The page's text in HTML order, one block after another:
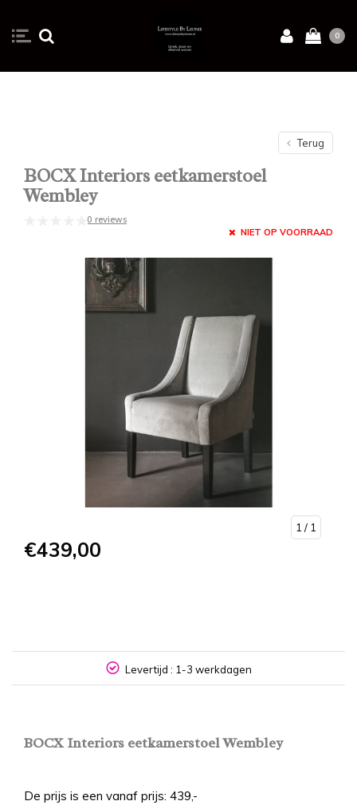
0
Terug
BOCX Interiors eetkamerstoel
Wembley
0 reviews
NIET OP VOORRAAD
1 / 1
€439,00
Levertijd : 1-3 werkdagen
BOCX Interiors eetkamerstoel Wembley
De prijs is een vanaf prijs: 439,-